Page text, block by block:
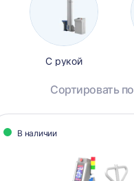
С рукой
Сортировать
В наличии